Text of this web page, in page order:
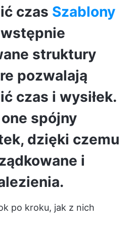
czas Szablony
struktury
pozwalają
czas i wysiłek.
spójny
, dzięki czemu
i
po kroku, jak z nich